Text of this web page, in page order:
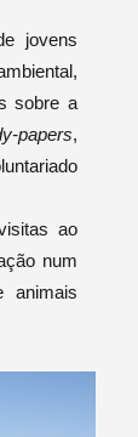
jovens
sobre a
papers,
ao
num
animais